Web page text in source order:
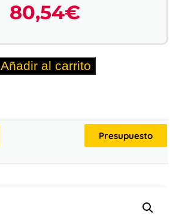
80,54€
Añadir al carrito
Presupuesto